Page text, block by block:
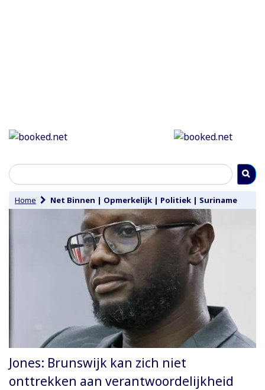
Home Net Binnen | Opmerkelijk | Politiek | Suriname
Jones: Brunswijk kan zich niet
onttrekken aan verantwoordelijkheid